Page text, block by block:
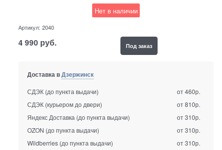
Нет в наличии
Артикул: 2040
4 990 руб. Под заказ
Доставка вДзержинск
СДЭК (до пункта выдачи)
от 460р.
СДЭК (курьером до двери)
от 810р.
Яндекс Доставка (до пункта выдачи)
от 310р.
OZON (до пункта выдачи)
от 310р.
Wildberries (до пункта выдачи)
от 310р.